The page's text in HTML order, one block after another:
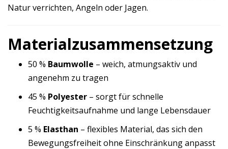
Natur verrichten, Angeln oder Jagen.
Materialzusammensetzung
50 % Baumwolle – weich, atmungsaktiv und
angenehm zu tragen
45 % Polyester – sorgt für schnelle
Feuchtigkeitsaufnahme und lange Lebensdauer
5 % Elasthan – flexibles Material, das sich den
Bewegungsfreiheit ohne Einschränkung anpasst